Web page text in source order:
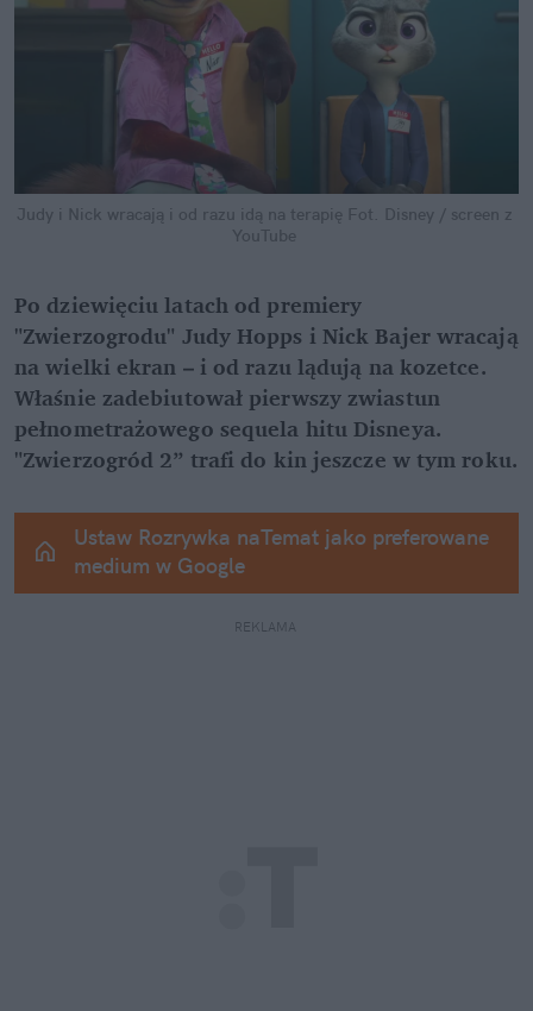
Judy i Nick wracają i od razu idą na terapię Fot. Disney / screen z
YouTube
Po dziewięciu latach od premiery
"Zwierzogrodu" Judy Hopps i Nick Bajer wracają
na wielki ekran – i od razu lądują na kozetce.
Właśnie zadebiutował pierwszy zwiastun
pełnometrażowego sequela hitu Disneya.
"Zwierzogród 2” trafi do kin jeszcze w tym roku.
Ustaw Rozrywka naTemat jako preferowane
medium w Google
REKLAMA